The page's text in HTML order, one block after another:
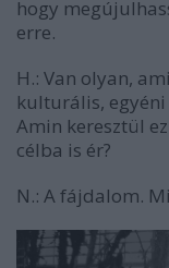
hogy
erre.
H.: Van olyan,
kulturális,
Amin keresztül
célba is ér?
N.: A fájdalom.